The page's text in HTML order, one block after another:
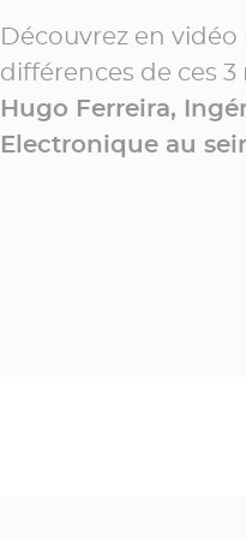
Découvrez en
différences de ces
Hugo Ferreira,
Electronique au